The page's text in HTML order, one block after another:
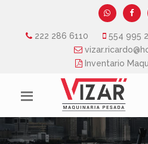
222 286 6110 554 995
Inventario